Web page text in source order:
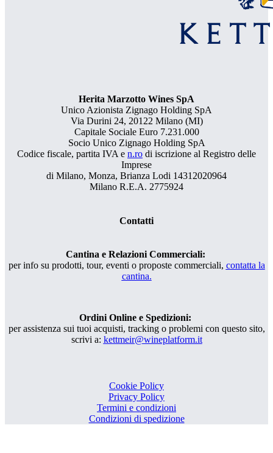
Herita Marzotto Wines SpA
Unico Azionista Zignago Holding SpA
Via Durini 24, 20122 Milano (MI)
Capitale Sociale Euro 7.231.000
Socio Unico Zignago Holding SpA
Codice fiscale, partita IVA e n.ro di iscrizione al Registro delle
Imprese
di Milano, Monza, Brianza Lodi 14312020964
Milano R.E.A. 2775924
Contatti
Cantina e Relazioni Commerciali:
per info su prodotti, tour, eventi o proposte commerciali, contatta la
cantina.
Ordini Online e Spedizioni:
per assistenza sui tuoi acquisti, tracking o problemi con questo sito,
scrivi a: kettmeir@wineplatform.it
Cookie Policy
Privacy Policy
Termini e condizioni
Condizioni di spedizione